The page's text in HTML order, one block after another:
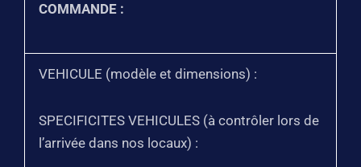
COMMANDE :
VEHICULE (modèle et dimensions) :
SPECIFICITES VEHICULES (à contrôler lors de
l’arrivée dans nos locaux) :